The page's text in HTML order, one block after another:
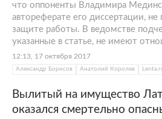
что оппоненты Владимира
автореферате его диссертации, не
защите работы. В ведомстве
указанные в статье, не имеют
12:13, 17 октября 2017
Александр Борисов Анатолий Королев
Вылитый на имущество
оказался смертельно